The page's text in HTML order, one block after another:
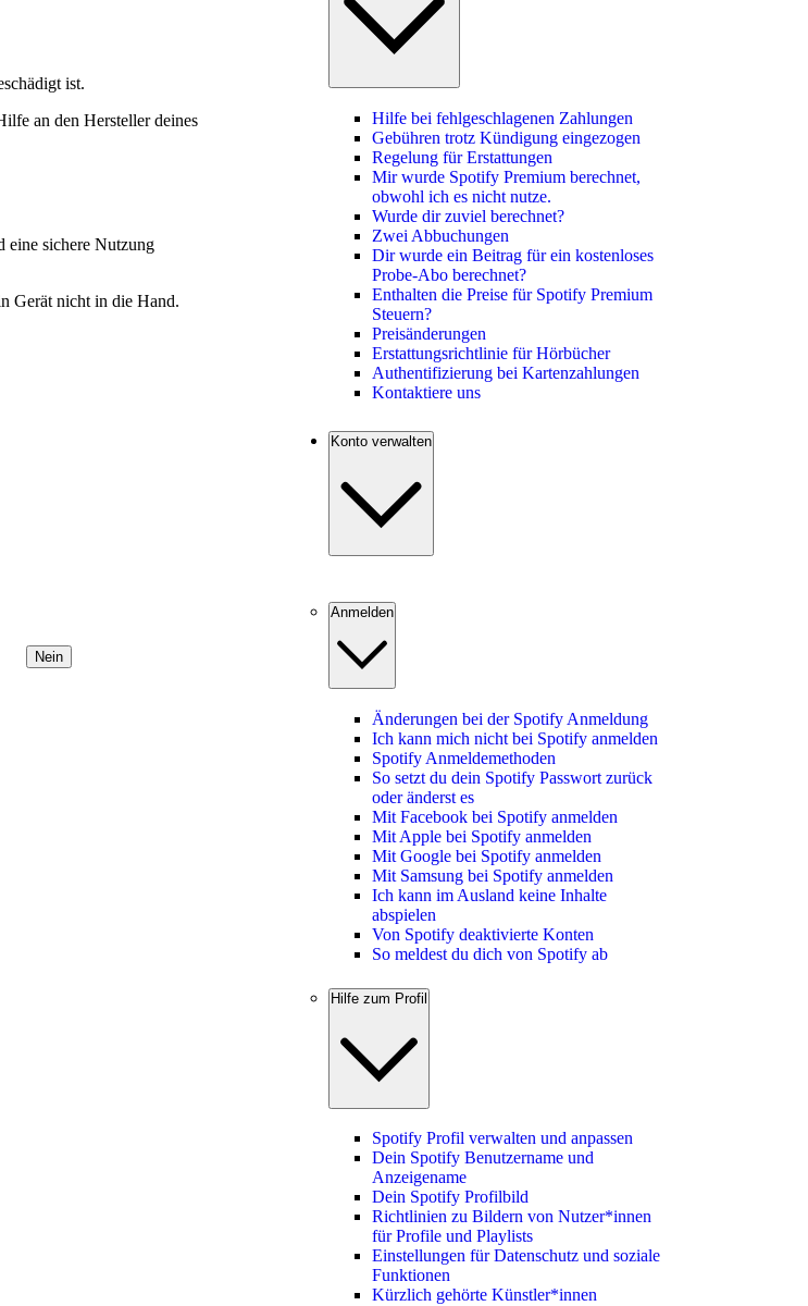
ist.
an den Hersteller deines
eine sichere Nutzung
Gerät nicht in die Hand.
Nein
Hilfe bei fehlgeschlagenen Zahlungen
Gebühren trotz Kündigung eingezogen
Regelung für Erstattungen
Mir wurde Spotify Premium berechnet,
obwohl ich es nicht nutze.
Wurde dir zuviel berechnet?
Zwei Abbuchungen
Dir wurde ein Beitrag für ein kostenloses
Probe-Abo berechnet?
Enthalten die Preise für Spotify Premium
Steuern?
Preisänderungen
Erstattungsrichtlinie für Hörbücher
Authentifizierung bei Kartenzahlungen
Kontaktiere uns
Konto verwalten
Anmelden
Änderungen bei der Spotify Anmeldung
Ich kann mich nicht bei Spotify anmelden
Spotify Anmeldemethoden
So setzt du dein Spotify Passwort zurück
oder änderst es
Mit Facebook bei Spotify anmelden
Mit Apple bei Spotify anmelden
Mit Google bei Spotify anmelden
Mit Samsung bei Spotify anmelden
Ich kann im Ausland keine Inhalte
abspielen
Von Spotify deaktivierte Konten
So meldest du dich von Spotify ab
Hilfe zum Profil
Spotify Profil verwalten und anpassen
Dein Spotify Benutzername und
Anzeigename
Dein Spotify Profilbild
Richtlinien zu Bildern von Nutzer*innen
für Profile und Playlists
Einstellungen für Datenschutz und soziale
Funktionen
Kürzlich gehörte Künstler*innen